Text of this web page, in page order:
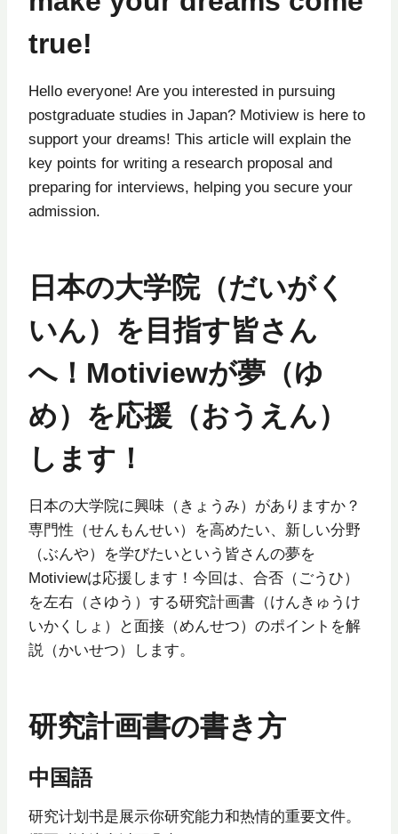
true!
Hello everyone! Are you interested in pursuing
postgraduate studies in Japan? Motiview is here to
support your dreams! This article will explain the
key points for writing a research proposal and
preparing for interviews, helping you secure your
admission.
日本の大学院（だいがく
いん）を目指す皆さん
へ！Motiviewが夢（ゆ
め）を応援（おうえん）
します！
日本の大学院に興味（きょうみ）がありますか？
専門性（せんもんせい）を高めたい、新しい分野
（ぶんや）を学びたいという皆さんの夢を
Motiviewは応援します！今回は、合否（ごうひ）
を左右（さゆう）する研究計画書（けんきゅうけ
いかくしょ）と面接（めんせつ）のポイントを解
説（かいせつ）します。
研究計画書の書き方
中国語
研究计划书是展示你研究能力和热情的重要文件。